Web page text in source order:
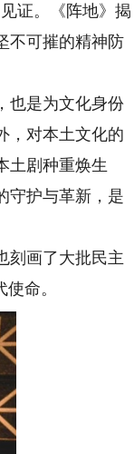
证。《阵地》揭
不可摧的精神防
也是为文化身份
，对本土文化的
土剧种重焕生
守护与革新，是
画了大批民主
命。